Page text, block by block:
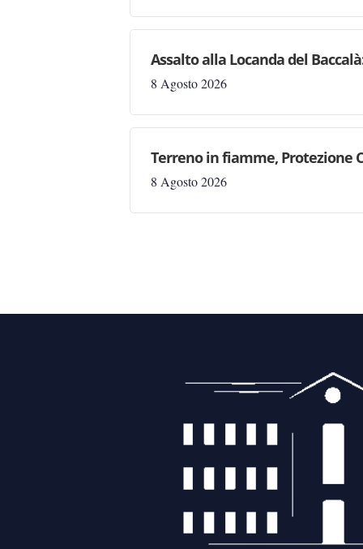
Assalto alla Locanda del
8 Agosto 2026
Terreno in fiamme, Protezione
8 Agosto 2026